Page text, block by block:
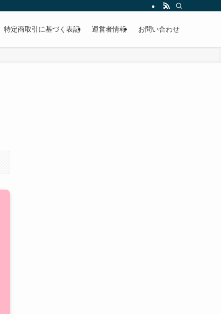
特定商取引に基づく表記 運営者情報 お問い合わせ